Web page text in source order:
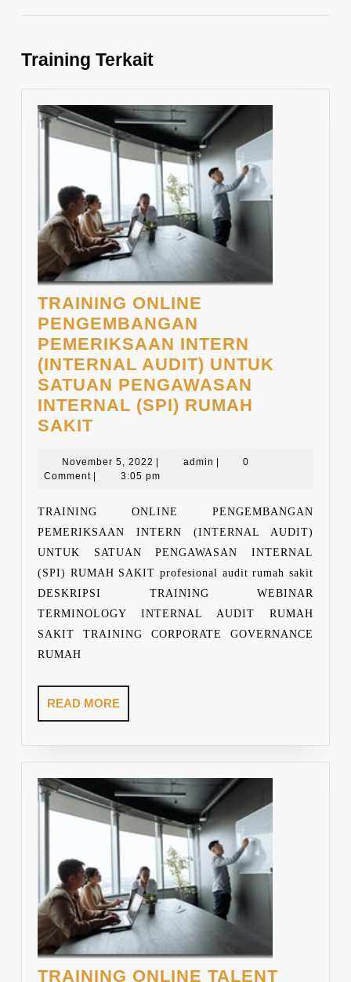
Training Terkait
TRAINING ONLINE
PENGEMBANGAN
PEMERIKSAAN INTERN
(INTERNAL AUDIT) UNTUK
SATUAN PENGAWASAN
INTERNAL (SPI) RUMAH
SAKITTRAINING
PENGEMBANGAN
PEMERIKSAAN
INTERN
(INTERNAL
AUDIT)
UNTUK
SATUAN
PENGAWASAN
INTERNAL
SAKIT
November 5, 2022 November
5,
admin admin0
Comment
3:05 pm
TRAINING ONLINE PENGEMBANGAN
PEMERIKSAAN INTERN (INTERNAL AUDIT)
UNTUK SATUAN PENGAWASAN INTERNAL
(SPI) RUMAH SAKIT profesional audit rumah sakit
DESKRIPSI TRAINING WEBINAR
TERMINOLOGY INTERNAL AUDIT RUMAH
SAKIT TRAINING CORPORATE GOVERNANCE
RUMAH
READ MOREREAD
MORE
TRAINING ONLINE TALENT